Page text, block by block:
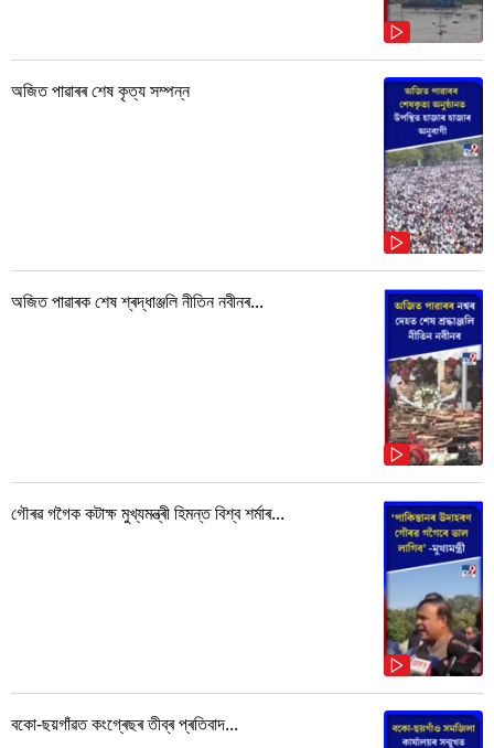
অজিত পাৱাৰৰ শেষ কৃত্য সম্পন্ন
অজিত পাৱাৰক শেষ শ্ৰদ্ধাঞ্জলি নীতিন নবীনৰ...
গৌৰৱ গগৈক কটাক্ষ মুখ্যমন্ত্ৰী হিমন্ত বিশ্ব শৰ্মাৰ...
বকো-ছয়গাঁৱত কংগ্ৰেছৰ তীব্ৰ প্ৰতিবাদ...